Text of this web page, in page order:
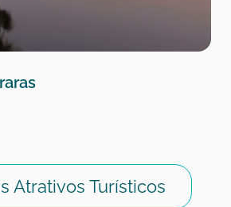
Atrativos Turísticos